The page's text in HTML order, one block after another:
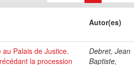
Autor(es)
Palais de Justice.
la procession
Debret, Jean
Baptiste,